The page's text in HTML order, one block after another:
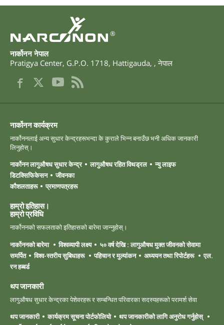
®
नार्कोनन नेपाल
Pratigya Center, G.P.O. 1718, Hattigauda, ,नेपाल
नार्कोनन कार्यक्रम
नार्कोननलाई अन्य सुधार केन्द्रहरूभन्दा के कुराले भिन्न बनाउँछ भनी अधिक जानकारी
लिनुहोस्।
नार्कोनन लागुऔषध सुधार केन्द्र
लागुऔषध रहित विथड्रल
न्यु लाइफ
डिटक्सिफिकेसन
जीवनका
कौशलताहरू
प्रमाणपत्रहरू
हाम्रो इतिहास।
हाम्रो ‍प्रविधि
नार्कोननको सफलताको इतिहासको बारेमा जान्नुहोस्।
नार्कोननको बारेमा
विश्वव्यापी लक्ष्य
५० वर्ष देखि : लागुऔषध मुक्त जीवनको सेवामा
समर्पित
विश्व-स्तरीय सुबिधाहरू पहिचान र मुल्यांकन अध्ययन तथा रिपोर्टहरू
एल.
रन हब्बर्ड
थप जानकारी
लागुऔषध सुधार केन्द्रका पेशेवरहरू र सम्बन्धित परिवारका सदस्यहरूको परामर्श सेवा
थप जानकारी
कार्यक्रम सूचना पोर्टफोलियो
थप जानकारीको लागि अनुरोध गर्नुहोस्